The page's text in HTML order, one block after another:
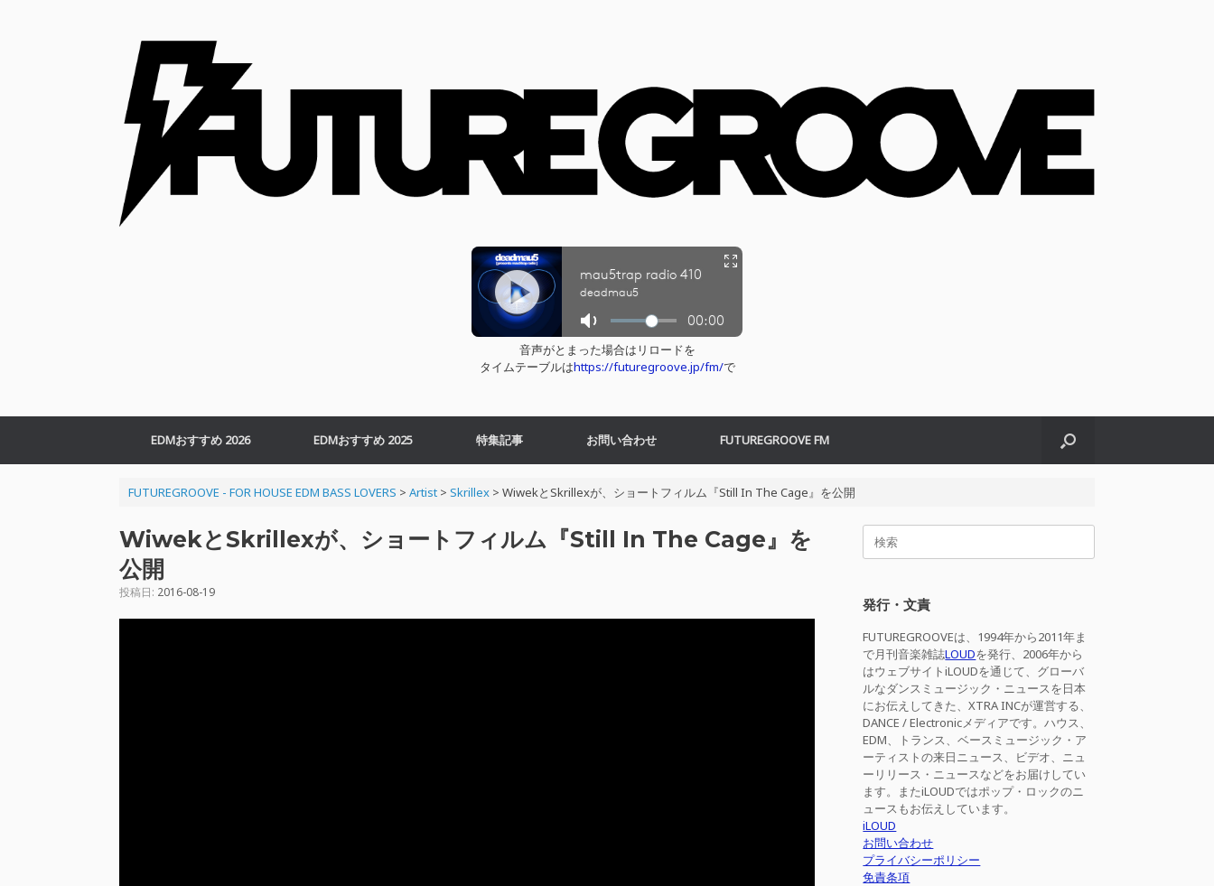
音声がとまった場合はリロードを
タイムテーブルはhttps://futuregroove.jp/fm/で
EDMおすすめ 2026 EDMおすすめ 2025 特集記事 お問い合わせ FUTUREGROOVE FM
FUTUREGROOVE - FOR HOUSE EDM BASS LOVERS > Artist> Skrillex> WiwekとSkrillexが、ショートフィルム『Still In The Cage』を公開
WiwekとSkrillexが、ショートフィルム『Still In The Cage』を
公開
投稿日: 2016-08-19
検
発行・文責
FUTUREGROOVEは、1994年から2011年ま
で月刊音楽雑誌LOUDを発行、2006年から
はウェブサイトiLOUDを通じて、グローバ
ルなダンスミュージック・ニュースを日本
にお伝えしてきた、XTRA INCが運営する、
DANCE / Electronicメディアです。ハウス、
EDM、トランス、ベースミュージック・ア
ーティストの来日ニュース、ビデオ、ニュ
ーリリース・ニュースなどをお届けしてい
ます。またiLOUDではポップ・ロックのニ
ュースもお伝えしています。
iLOUD
お問い合わせ
プライバシーポリシー
免責条項